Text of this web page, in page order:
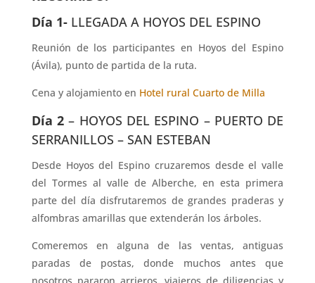
Día 1-LLEGADA A HOYOS DEL ESPINO
Reunión de los participantes en Hoyos del Espino
(Ávila), punto de partida de la ruta.
Cena y alojamiento en Hotel rural Cuarto de Milla
Día 2 – HOYOS DEL ESPINO – PUERTO DE
SERRANILLOS – SAN ESTEBAN
Desde Hoyos del Espino cruzaremos desde el valle
del Tormes al valle de Alberche, en esta primera
parte del día disfrutaremos de grandes praderas y
alfombras amarillas que extenderán los árboles.
Comeremos en alguna de las ventas, antiguas
paradas de postas, donde muchos antes que